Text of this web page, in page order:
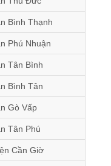
Bình Thạnh
Phú Nhuận
Tân Bình
Bình Tân
Gò Vấp
Tân Phú
Cần Giờ